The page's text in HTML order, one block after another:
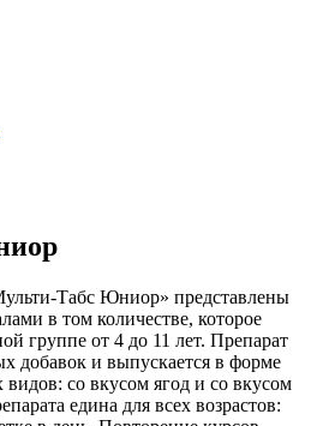
Табс Юниор» представлены
в том количестве, которое
группе от 4 до 11 лет. Препарат
добавок и выпускается в форме
видов: со вкусом ягод и со вкусом
едина для всех возрастов: